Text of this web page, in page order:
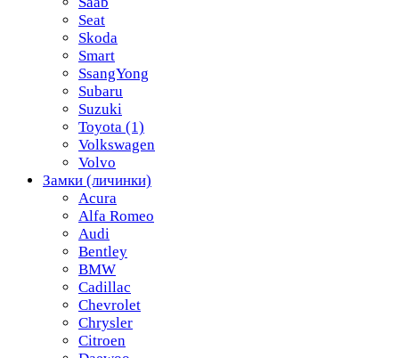
Seat
Skoda
Smart
SsangYong
Subaru
Suzuki
Toyota (1)
Volkswagen
Volvo
Замки (личинки)
Acura
Alfa Romeo
Audi
Bentley
BMW
Cadillac
Chevrolet
Chrysler
Citroen